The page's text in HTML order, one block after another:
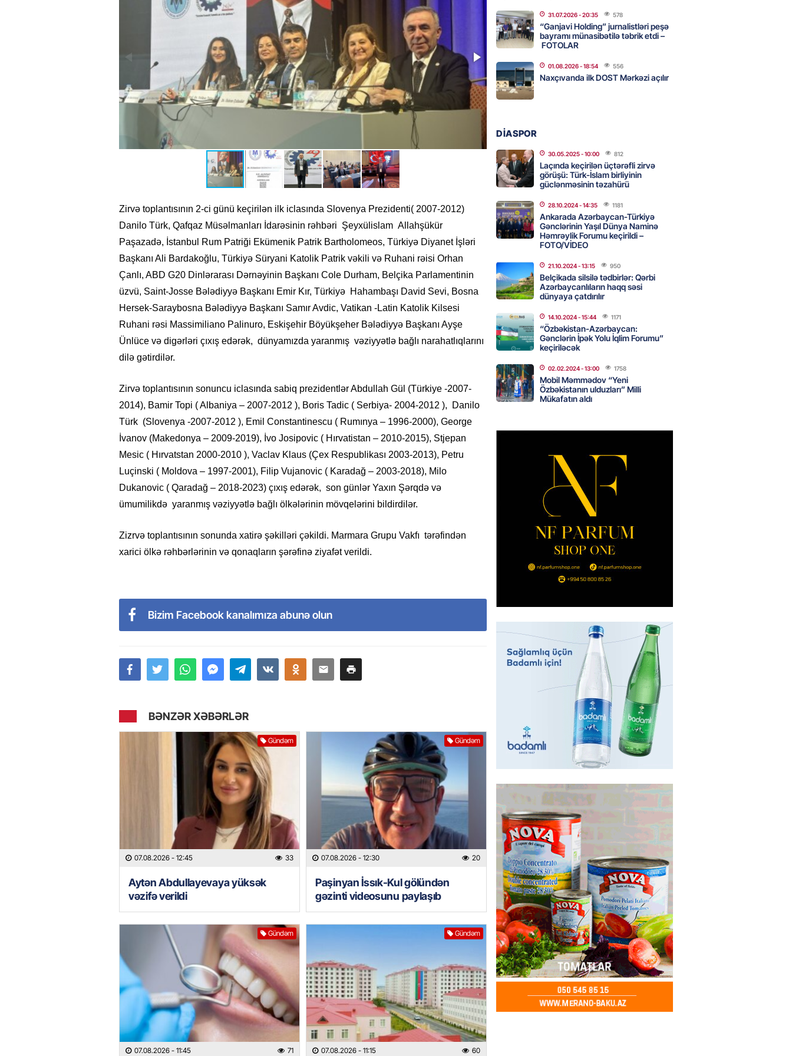
Zirvə toplantısının 2-ci günü keçirilən ilk iclasında Slovenya Prezidenti( 2007-2012)
Danilo Türk, Qafqaz Müsəlmanları İdarəsinin rəhbəri Şeyxülislam Allahşükür
Paşazadə, İstanbul Rum Patriği Ekümenik Patrik Bartholomeos, Türkiyə Diyanet İşləri
Başkanı Ali Bardakoğlu, Türkiyə Süryani Katolik Patrik vəkili və Ruhani rəisi Orhan
Çanlı, ABD G20 Dinlərarası Dərnəyinin Başkanı Cole Durham, Belçika Parlamentinin
üzvü, Saint-Josse Bələdiyyə Başkanı Emir Kır, Türkiyə Hahambaşı David Sevi, Bosna
Hersek-Saraybosna Bələdiyyə Başkanı Samır Avdic, Vatikan -Latin Katolik Kilsesi
Ruhani rəsi Massimiliano Palinuro, Eskişehir Böyükşeher Bələdiyyə Başkanı Ayşe
Ünlüce və digərləri çıxış edərək, dünyamızda yaranmış vəziyyətlə bağlı narahatlıqlarını
dilə gətirdilər.
Zirvə toplantısının sonuncu iclasında sabiq prezidentlər Abdullah Gül (Türkiye -2007-
2014), Bamir Topi ( Albaniya – 2007-2012 ), Boris Tadic ( Serbiya- 2004-2012 ), Danilo
Türk (Slovenya -2007-2012 ), Emil Constantinescu ( Rumınya – 1996-2000), George
İvanov (Makedonya – 2009-2019), İvo Josipovic ( Hırvatistan – 2010-2015), Stjepan
Mesic ( Hırvatstan 2000-2010 ), Vaclav Klaus (Çex Respublikası 2003-2013), Petru
Luçinski ( Moldova – 1997-2001), Filip Vujanovic ( Karadağ – 2003-2018), Milo
Dukanovic ( Qaradağ – 2018-2023) çıxış edərək, son günlər Yaxın Şərqdə və
ümumilikdə yaranmış vəziyyətlə bağlı ölkələrinin mövqelərini bildirdilər.
Zizrvə toplantısının sonunda xatirə şəkilləri çəkildi. Marmara Grupu Vakfı tərəfindən
xarici ölkə rəhbərlərinin və qonaqların şərəfinə ziyafət verildi.
Bizim Facebook kanalımıza abunə olun
BƏNZƏR XƏBƏRLƏR
Gündəm
07.08.2026 - 12:45 33
Aytən Abdullayevaya yüksək
vəzifə verildi
Gündəm
07.08.2026 - 12:30 20
Paşinyan İssık-Kul gölündən
gəzinti videosunu paylaşıb
Gündəm
07.08.2026 - 11:45 71
Gündəm
07.08.2026 - 11:15 60
MANŞET
Bu ölkədə uçan taksilər fəaliyyətə
07.08.2026- 10:00 73
07.08.2026
BANNER
ABŞ Hörmüz boğazında nəzarətin İrana
verilməsini rədd edib
07.08.2026 - 09:30
MANŞET
dənizində 120 min delfin məhv olub
06.08.2026- 18:19 295
“Kartlarla bağlı bu qaydalar
qanunsuzdur…” – Əkrəm Həsənovdan
SƏRT REAKSİYA
06.08.2026- 18:11
MANŞET
- 17:58
“Koroğlu”da avtomobillərdən kim pul
06.08.2026 - 17:30
Əsaslı təmirdən çıxan məktəbdə nələr
dəyişib? – REPORTAJ
Prezidentin “Şöhrət” ordeni ilə təltif
etdiyi Bəxtiyar Aslanbəyli kimdir? –
DOSYE
216
David Seliverstov yayılan iddialarla
bağlı açıqlama verib: “İddiaların
əhəmiyyətli hissəsi həqiqəti əks
DÜNYA
Hakan Fidan Ankarada suriyalı həmkarı
əl-Şeybani ilə görüşüb
06.08.2026- 16:45
GÜNDƏM
Məleykə Abbaszadə abituriyentlərə
çağırış etdi: MÜTLƏQ OXUYUN!
06.08.2026- 16:30 121
GÜNDƏM
YAP Səbail rayon təşkilatında
“Şəhərsalma və Memarlıq İli”
çərçivəsində “91-lər” və partiya
veteranları ilə görüş keçirilib –
31.07.2026- 20:35 578
“Ganjavi Holding” jurnalistləri peşə
bayramı münasibətilə təbrik etdi –
FOTOLAR
01.08.2026- 18:54 556
Naxçıvanda ilk DOST Mərkəzi açılır
DİASPOR
30.05.2025- 10:00 812
Laçında keçirilən üçtərəfli zirvə
görüşü: Türk-İslam birliyinin
güclənməsinin təzahürü
28.10.2024- 14:35 1181
Ankarada Azərbaycan-Türkiyə
Gənclərinin Yaşıl Dünya Naminə
Həmrəylik Forumu keçirildi –
FOTO/VİDEO
21.10.2024- 13:15 950
Belçikada silsilə tədbirlər: Qərbi
Azərbaycanlıların haqq səsi
dünyaya çatdırılır
14.10.2024- 15:44 1171
“Özbəkistan-Azərbaycan:
Gənclərin İpək Yolu İqlim Forumu”
keçiriləcək
02.02.2024- 13:00 1758
Mobil Məmmədov “Yeni
Özbəkistanın ulduzları” Milli
Mükafatın aldı